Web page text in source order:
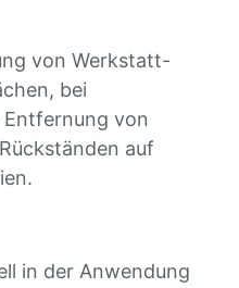
von Werkstatt-
bei
von
auf
in der Anwendung